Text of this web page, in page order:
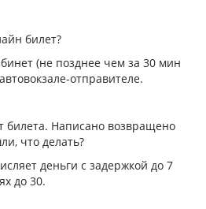
билет?
(не позднее чем за 30 мин
отправителе.
билета. Написано возвращено
что делать?
деньги с задержкой до 7
до 30.